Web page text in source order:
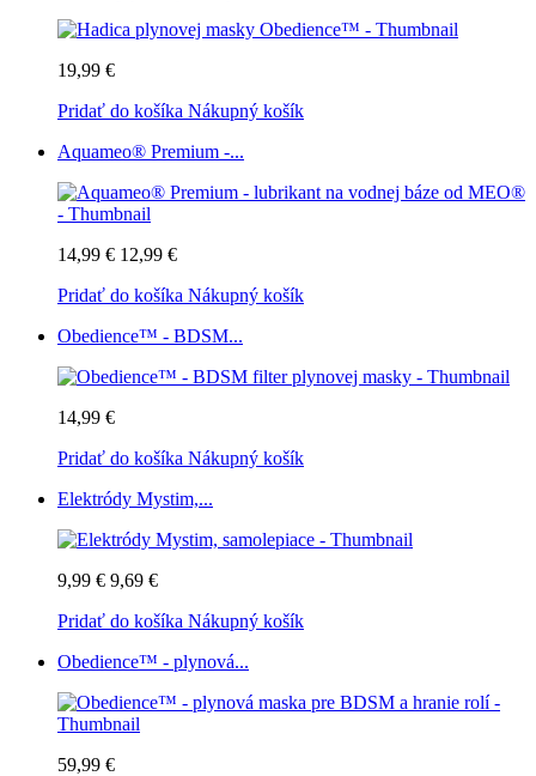
19,99 €
Pridať do košíka Nákupný košík
Aquameo® Premium -...
14,99 € 12,99 €
Pridať do košíka Nákupný košík
Obedience™ - BDSM...
14,99 €
Pridať do košíka Nákupný košík
Elektródy Mystim,...
9,99 € 9,69 €
Pridať do košíka Nákupný košík
Obedience™ - plynová...
59,99 €